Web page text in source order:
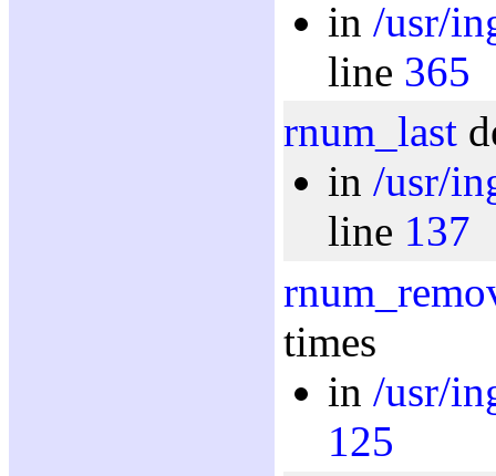
in /usr/
line 365
rnum_last
in /usr/
line 137
times
in /usr/
125